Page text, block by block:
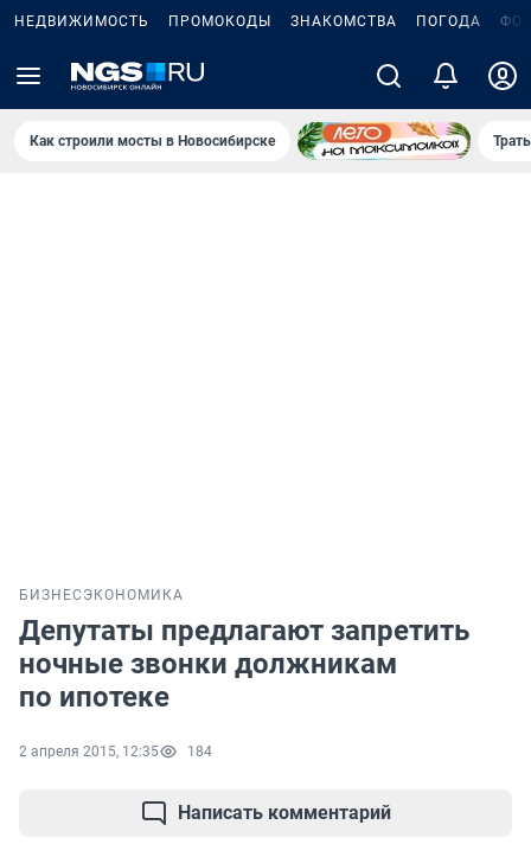
НЕДВИЖИМОСТЬ ПРОМОКОДЫ ЗНАКОМСТВА ПОГОДА
Как строили мосты в Новосибирске
БИЗНЕС ЭКОНОМИКА
Депутаты предлагают запретить
ночные звонки должникам
по ипотеке
2 апреля 2015, 12:35 184
Написать комментарий